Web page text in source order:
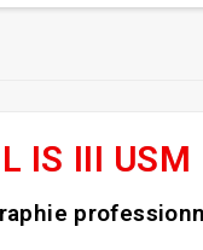
IS III USM